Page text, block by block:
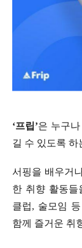
‘프립’은 누구
길 수 있도록 하
서핑을 배우거
한 취향 활동들
클럽, 술모임
함께 즐거운 취